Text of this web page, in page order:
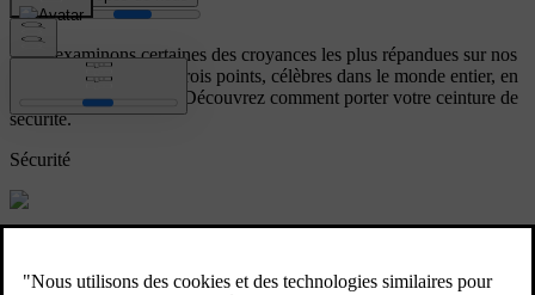
Nous examinons certaines des croyances les plus répandues sur nos
ceintures de sécurité à trois points, célèbres dans le monde entier, en
laissant parler les faits. Découvrez comment porter votre ceinture de
sécurité.
Sécurité
1959 par l'ingénieur de Volvo Nils Bohlin.